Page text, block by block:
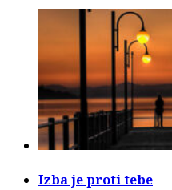
Izba je proti tebe